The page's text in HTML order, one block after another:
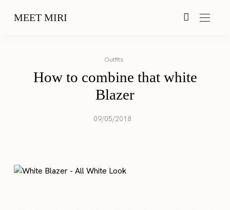
MEET MIRI
Outfits
How to combine that white
Blazer
09/05/2018